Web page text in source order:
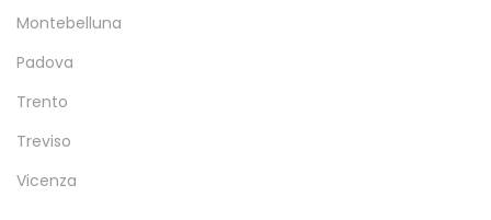
Montebelluna
Padova
Trento
Treviso
Vicenza